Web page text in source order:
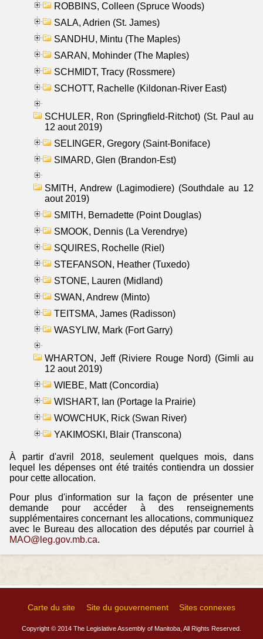
ROBBINS, Colleen (Spruce Woods)
SALA, Adrien (St. James)
SANDHU, Mintu (The Maples)
SARAN, Mohinder (The Maples)
SCHMIDT, Tracy (Rossmere)
SCHOTT, Rachelle (Kildonan-River East)
SCHULER, Ron (Springfield-Ritchot) (St. Paul au
12 aout 2019)
SELINGER, Gregory (Saint-Boniface)
SIMARD, Glen (Brandon-Est)
SMITH, Andrew (Lagimodiere) (Southdale au 12
aout 2019)
SMITH, Bernadette (Point Douglas)
SMOOK, Dennis (La Verendrye)
SQUIRES, Rochelle (Riel)
STEFANSON, Heather (Tuxedo)
STONE, Lauren (Midland)
SWAN, Andrew (Minto)
TEITSMA, James (Radisson)
WASYLIW, Mark (Fort Garry)
WHARTON, Jeff (Riviere Rouge Nord) (Gimli au
12 aout 2019)
WIEBE, Matt (Concordia)
WISHART, Ian (Portage la Prairie)
WOWCHUK, Rick (Swan River)
YAKIMOSKI, Blair (Transcona)
À partir d'avril 2018, seulement quelques mois, dans
lequel les dépenses ont été traités contiendra un dossier
pour cette allocation.
Pour plus d'information sur la façon de présenter une
demande pour accéder à des renseignements
supplémentaires concernant les allocations, communiquez
avec le Bureau des allocation des députés par courriel à
MAO@leg.gov.mb.ca.
Carte du site Site du gouvernement Sites connexes
Copyright © 2014 The Legislative Assembly of Manitoba, All Rights Reserved.